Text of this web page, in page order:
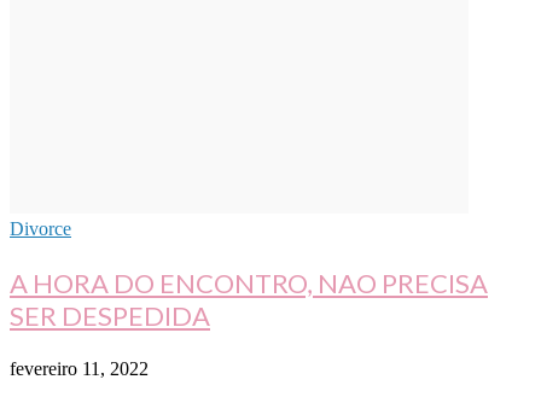
Divorce
A HORA DO ENCONTRO, NAO PRECISA
SER DESPEDIDA
fevereiro 11, 2022